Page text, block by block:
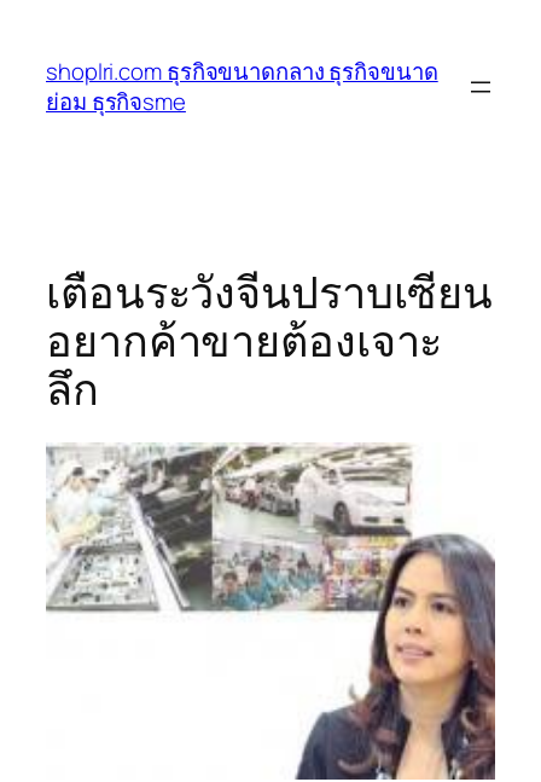
เนื้อหา
shoplri.com ธุรกิจขนาดกลาง ธุรกิจขนาด
ย่อม ธุรกิจsme
เตือนระวังจีนปราบเซียน
อยากค้าขายต้องเจาะ
ลึก